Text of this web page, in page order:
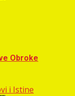
Obroke
i Istine